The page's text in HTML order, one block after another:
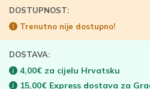
DOSTUPNOST:
Trenutno nije dostupno!
DOSTAVA:
4,00€ za cijelu Hrvatsku
15,00€ Express dostava za